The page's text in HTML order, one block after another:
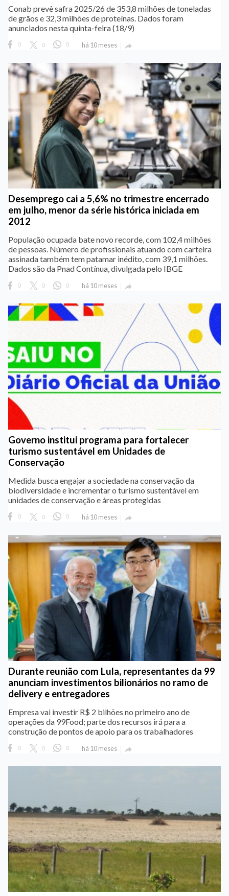
Conab prevê safra 2025/26 de 353,8 milhões de toneladas
de grãos e 32,3 milhões de proteínas. Dados foram
anunciados nesta quinta-feira (18/9)
0 0 0 há 10 meses 
Desemprego cai a 5,6% no trimestre encerrado
em julho, menor da série histórica iniciada em
2012
População ocupada bate novo recorde, com 102,4 milhões
de pessoas. Número de profissionais atuando com carteira
assinada também tem patamar inédito, com 39,1 milhões.
Dados são da Pnad Contínua, divulgada pelo IBGE
0 0 0 há 10 meses 
Governo institui programa para fortalecer
turismo sustentável em Unidades de
Conservação
Medida busca engajar a sociedade na conservação da
biodiversidade e incrementar o turismo sustentável em
unidades de conservação e áreas protegidas
0 0 0 há 10 meses 
Durante reunião com Lula, representantes da 99
anunciam investimentos bilionários no ramo de
delivery e entregadores
Empresa vai investir R$ 2 bilhões no primeiro ano de
operações da 99Food; parte dos recursos irá para a
construção de pontos de apoio para os trabalhadores
0 0 0 há 10 meses 